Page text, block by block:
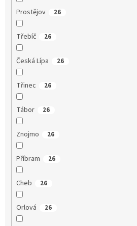
Prostějov 26
Třebíč 26
Česká Lípa 26
Třinec 26
Tábor 26
Znojmo 26
Příbram 26
Cheb 26
Orlová 26